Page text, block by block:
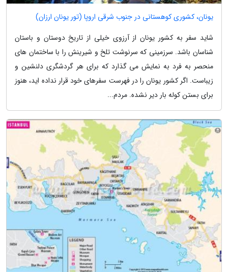
یونان، کشوری کوهستانی در جنوب شرقی اروپا (تور یونان ارزان)
شاید سفر به کشور یونان از آرزوی خیلی از تاریخ دوستان و باستان
شناسان باشد. سرزمینی که سرنوشت تلخ و شیرینش را با ساختمان های
منحصر به فرد به نمایش می گذارد که برای هر گردشگری دلنشین و
زیباست. اگر کشور یونان را در فهرست سفرهای خود قرار نداده اید، هنوز
برای بستن کوله بار دیر نشده. مردم...